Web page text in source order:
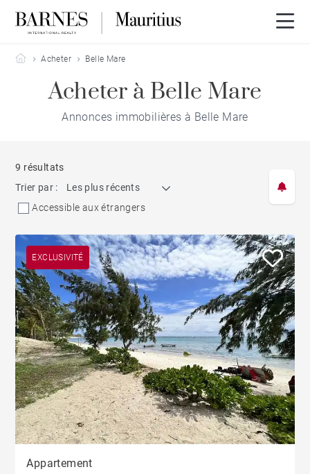
Barnes Mauritius
Acheter Belle Mare
Acheter à Belle Mare
Annonces immobilières à Belle Mare
9 résultats
Trier par :
Les plus récents
Accessible aux étrangers
EXCLUSIVITÉ
Appartement